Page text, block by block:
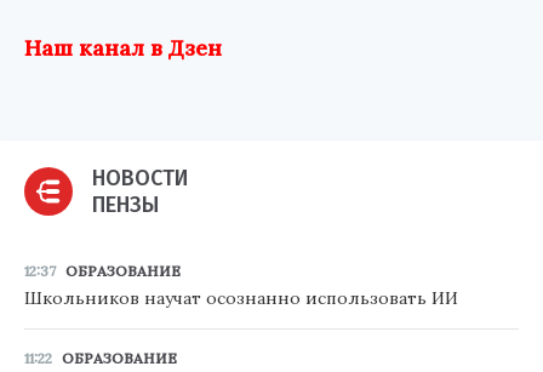
Наш канал в Дзен
НОВОСТИ
ПЕНЗЫ
12:37 ОБРАЗОВАНИЕ
Школьников научат осознанно использовать ИИ
11:22 ОБРАЗОВАНИЕ